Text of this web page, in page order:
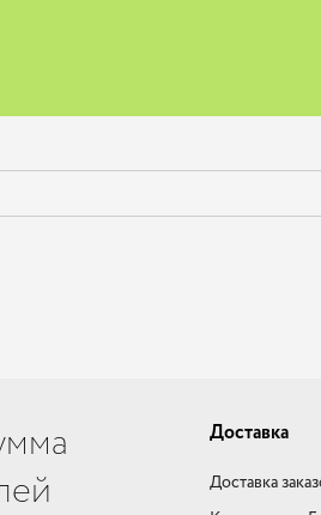
Доставка
Доставка